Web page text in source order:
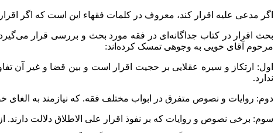
اگر مدعی علیه اقرار کند، معروف در کلمات فقهاء این است که اگر
بحث اقرار در کتاب جداگانه‌ای در فقه مورد بحث و بررسی قرار
مرحوم آقای خویی به وجوهی تمسک کرده‌اند:
اول: ارتکاز و سیره عقلایی بر حجیت اقرار است و بین قضا و غیر آن
ندارد.
دوم: روایات و نصوص متفرق در ابواب مختلف فقه. که نیازمند به
سوم: برخی نصوص و روایات که بر نفوذ اقرار علی الاطلاق دلالت